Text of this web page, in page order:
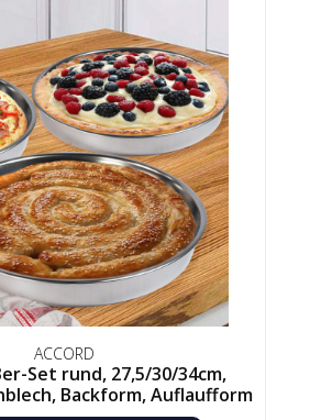
ACCORD
27,5/30/34cm,
Backform, Auflaufform